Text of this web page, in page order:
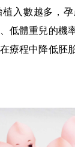
植入數越多，
低體重兒的機
療程中降低胚